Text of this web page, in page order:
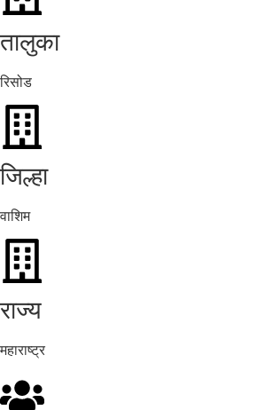
तालुका
रिसोड
जिल्हा
वाशिम
राज्य
महाराष्ट्र